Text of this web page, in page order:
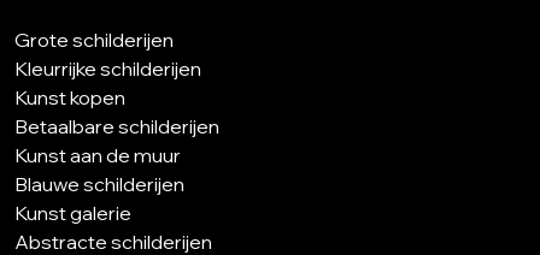
Grote schilderijen
Kleurrijke schilderijen
Kunst kopen
Betaalbare schilderijen
Kunst aan de muur
Blauwe schilderijen
Kunst galerie
Abstracte schilderijen